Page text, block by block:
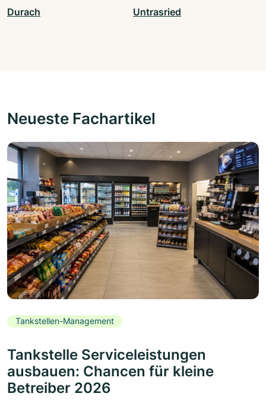
Durach Untrasried
Neueste Fachartikel
Tankstellen-Management
Tankstelle Serviceleistungen
ausbauen: Chancen für kleine
Betreiber 2026